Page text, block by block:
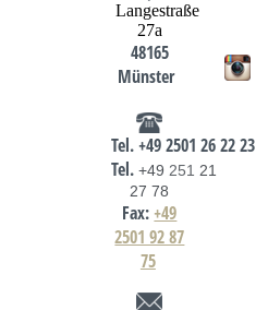
Langestraße
27a
48165
Münster
Tel.+49250126 22 23
Tel.+49251 21
27 78
Fax: +49
2501 92 87
75